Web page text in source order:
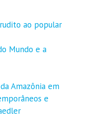
ao popular
Mundo e a
Amazônia em
e